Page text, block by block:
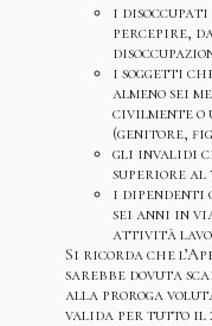
i
percepire,
i soggetti
almeno sei
civilmente o
(genitore,
gli invalidi
superiore al
i dipendenti
sei anni in
attività
Si ricorda che
sarebbe dovuta
alla proroga
valida per tutto il